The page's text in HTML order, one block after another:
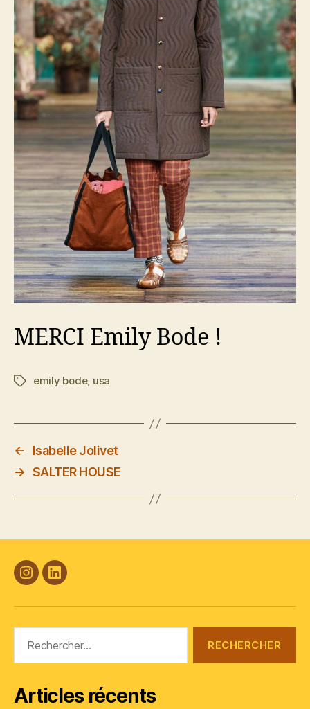
MERCI Emily Bode !
Étiquettes
emily bode, usa
←
Isabelle Jolivet
→ SALTER HOUSE
#Plasticana
Linkedin
Articles récents